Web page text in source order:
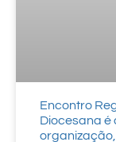
Encontro
Diocesana é